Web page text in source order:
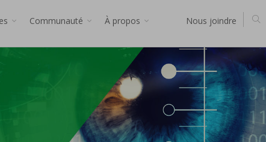
Communauté À propos Nous joindre